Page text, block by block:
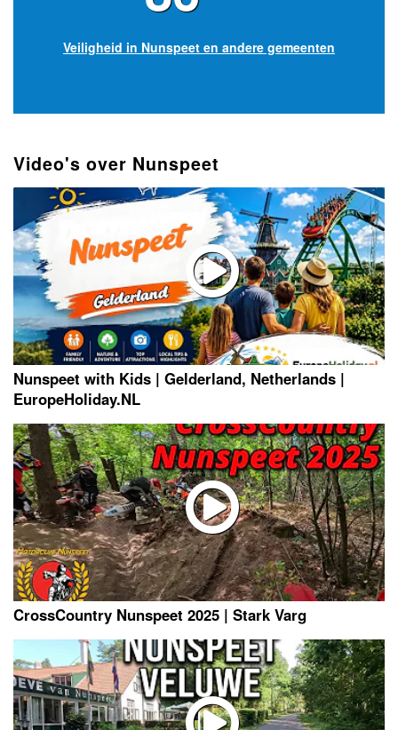
Veiligheid in Nunspeet en andere gemeenten
Video's over Nunspeet
Nunspeet with Kids | Gelderland, Netherlands |
EuropeHoliday.NL
CrossCountry Nunspeet 2025 | Stark Varg